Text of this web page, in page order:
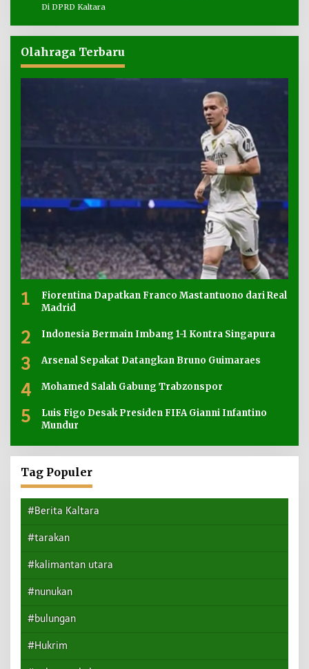
Di DPRD Kaltara
Olahraga Terbaru
1
Fiorentina Dapatkan Franco Mastantuono dari Real
Madrid
2 Indonesia Bermain Imbang 1-1 Kontra Singapura
3 Arsenal Sepakat Datangkan Bruno Guimaraes
4 Mohamed Salah Gabung Trabzonspor
5
Luis Figo Desak Presiden FIFA Gianni Infantino
Mundur
Tag Populer
#Berita Kaltara
#tarakan
#kalimantan utara
#nunukan
#bulungan
#Hukrim